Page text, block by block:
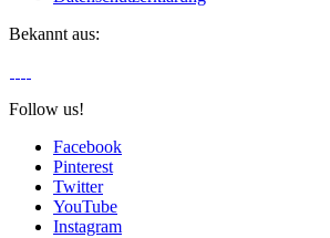
Bekannt aus:
Follow us!
Facebook
Pinterest
Twitter
YouTube
Instagram